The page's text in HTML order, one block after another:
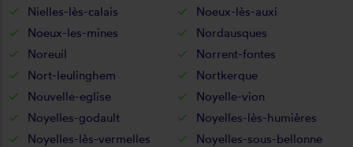
Nielles-lès-calais
Noeux-lès-auxi
Noeux-les-mines
Nordausques
Noreuil
Norrent-fontes
Nort-leulinghem
Nortkerque
Nouvelle-eglise
Noyelle-vion
Noyelles-godault
Noyelles-lès-humières
Noyelles-lès-vermelles
Noyelles-sous-bellonne